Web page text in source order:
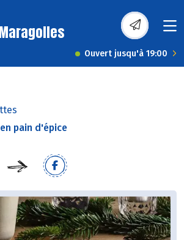
Ouvert jusqu'à 19:00
pain d'épice